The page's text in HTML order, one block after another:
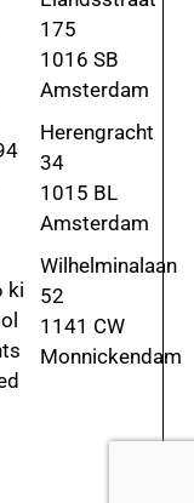
ki
175
1016 SB
Amsterdam
Herengracht
34
1015 BL
Amsterdam
Wilhelminalaan
52
1141 CW
Monnickendam